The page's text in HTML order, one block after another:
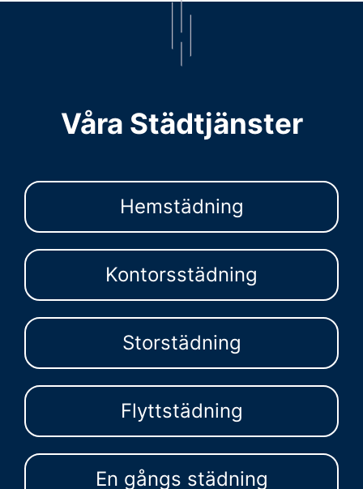
Våra Städtjänster
Hemstädning
Kontorsstädning
Storstädning
Flyttstädning
En gångs städning